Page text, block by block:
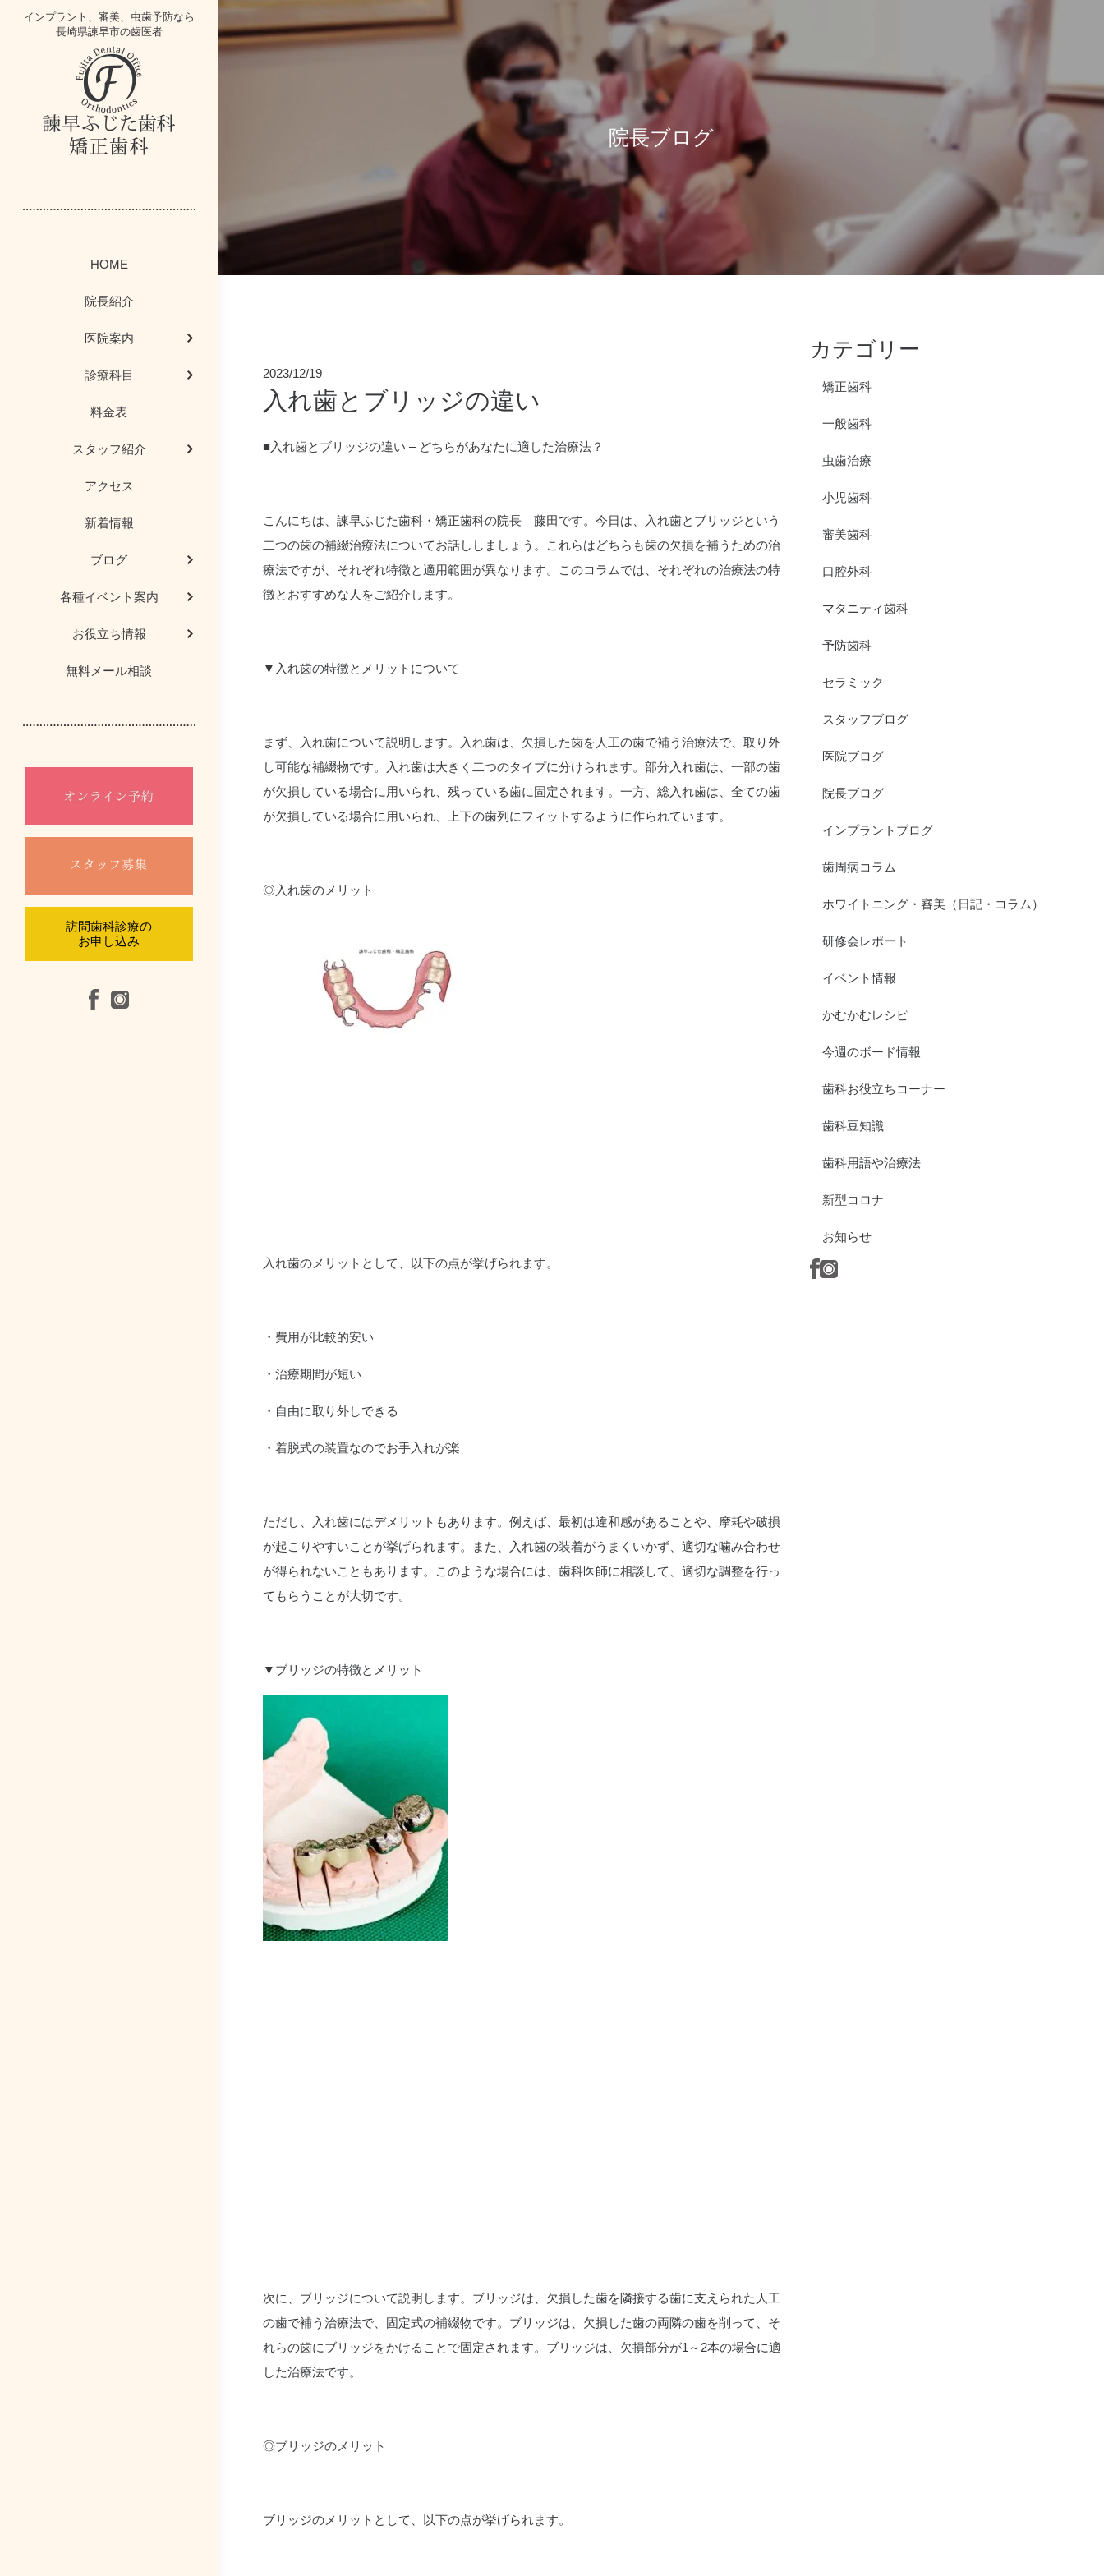
院長ブログ
インプラント、審美、虫歯予防なら
長崎県諫早市の歯医者
HOME
院長紹介
医院案内
院内紹介 徹底した滅菌
ポセイドンシステムその２
メディカルライトエアー
新型コロナウィルスの現状
最新医療設備
歯科用ＣＴ
患者様の喜びの笑顔
医院見学
診療科目
歯周病治療
小児歯科
審美治療
マタニティー歯科
顎関節症、噛み合わせ
ワンランク上の入れ歯
口腔外科
根管治療
料金表
スタッフ紹介
院内掲示板
アクセス
新着情報
ブログ
インプラントブログ
歯周病コラム
院長ブログ
院長コラム
各種イベント案内
お役立ち情報
かむかむレシピ
歯科お役立ちコーナー
歯科豆知識
無料メール相談
訪問歯科診療の
お申し込み
2023/12/19
入れ歯とブリッジの違い
■入れ歯とブリッジの違い – どちらがあなたに適した治療法？
こんにちは、諫早ふじた歯科・矯正歯科の院長 藤田です。今日は、入れ歯とブリッジという
二つの歯の補綴治療法についてお話ししましょう。これらはどちらも歯の欠損を補うための治
療法ですが、それぞれ特徴と適用範囲が異なります。このコラムでは、それぞれの治療法の特
徴とおすすめな人をご紹介します。
▼入れ歯の特徴とメリットについて
まず、入れ歯について説明します。入れ歯は、欠損した歯を人工の歯で補う治療法で、取り外
し可能な補綴物です。入れ歯は大きく二つのタイプに分けられます。部分入れ歯は、一部の歯
が欠損している場合に用いられ、残っている歯に固定されます。一方、総入れ歯は、全ての歯
が欠損している場合に用いられ、上下の歯列にフィットするように作られています。
◎入れ歯のメリット
入れ歯のメリットとして、以下の点が挙げられます。
・費用が比較的安い
・治療期間が短い
・自由に取り外しできる
・着脱式の装置なのでお手入れが楽
ただし、入れ歯にはデメリットもあります。例えば、最初は違和感があることや、摩耗や破損
が起こりやすいことが挙げられます。また、入れ歯の装着がうまくいかず、適切な噛み合わせ
が得られないこともあります。このような場合には、歯科医師に相談して、適切な調整を行っ
てもらうことが大切です。
▼ブリッジの特徴とメリット
次に、ブリッジについて説明します。ブリッジは、欠損した歯を隣接する歯に支えられた人工
の歯で補う治療法で、固定式の補綴物です。ブリッジは、欠損した歯の両隣の歯を削って、そ
れらの歯にブリッジをかけることで固定されます。ブリッジは、欠損部分が1～2本の場合に適
した治療法です。
◎ブリッジのメリット
ブリッジのメリットとして、以下の点が挙げられます。
カテゴリー
矯正歯科
一般歯科
虫歯治療
小児歯科
審美歯科
口腔外科
マタニティ歯科
予防歯科
セラミック
スタッフブログ
医院ブログ
院長ブログ
インプラントブログ
歯周病コラム
ホワイトニング・審美（日記・コラム）
研修会レポート
イベント情報
かむかむレシピ
今週のボード情報
歯科お役立ちコーナー
歯科豆知識
歯科用語や治療法
新型コロナ
お知らせ